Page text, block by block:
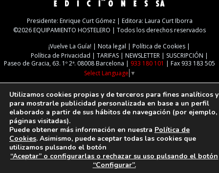
Presidente: Enrique Curt Gómez | Editora: Laura Curt Iborra
©2026 EQUIPAMIENTO HOSTELERO | Todos los derechos reservados
¡Vuelve La Guía!
Nota legal
Política de Cookies
Política de Privacidad
TARIFAS NEWSLETTER
SUSCRIPCIÓN
Paseo de Gracia, 63. 1º 2ª. 08008 Barcelona | 933 180 101 | Fax 933 183 505
Select Language ▼
Utilizamos cookies propias y de terceros para fines analíticos y
para mostrarle publicidad personalizada en base a un perfil
elaborado a partir de sus hábitos de navegación (por ejemplo,
páginas visitadas).
Puede obtener más información en nuestra Política de
Cookies. Asimismo, puede aceptar todas las cookies que
utilizamos pulsando el botón
“Aceptar” o configurarlas o rechazar su uso pulsando el botón
“Configurar”.